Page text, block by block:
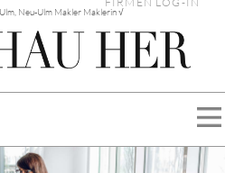
Neu-Ulm Makler Maklerin √